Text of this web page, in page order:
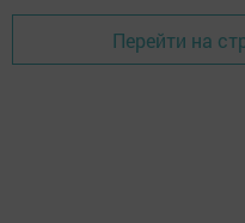
Перейти на